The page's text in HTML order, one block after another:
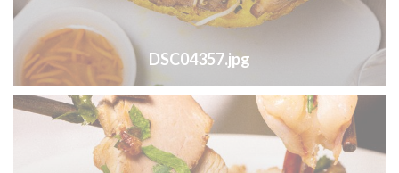
DSC04357.jpg